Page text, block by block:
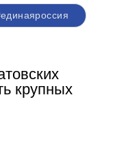
крупных